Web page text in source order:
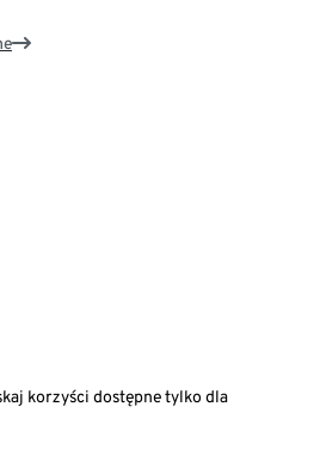
korzyści dostępne tylko dla